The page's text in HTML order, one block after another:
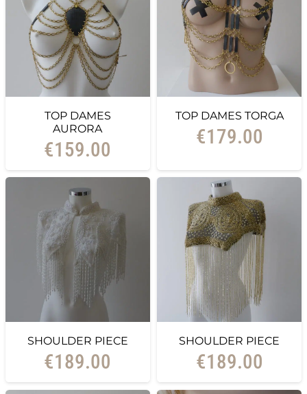
TOP DAMES
AURORA
€159.00
TOP DAMES TORGA
€179.00
SHOULDER PIECE
€189.00
SHOULDER PIECE
€189.00